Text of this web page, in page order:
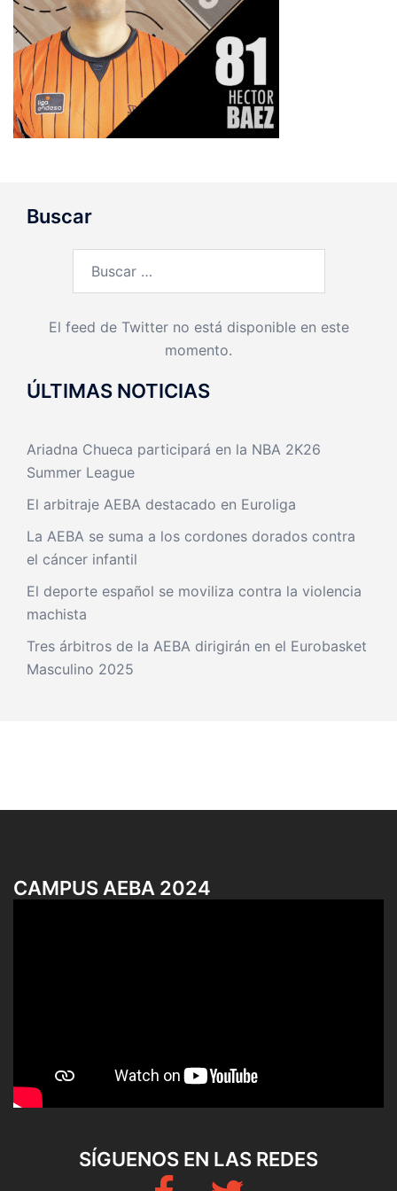
Buscar
El feed de Twitter no está disponible en este
momento.
ÚLTIMAS NOTICIAS
Ariadna Chueca participará en la NBA 2K26
Summer League
El arbitraje AEBA destacado en Euroliga
La AEBA se suma a los cordones dorados contra
el cáncer infantil
El deporte español se moviliza contra la violencia
machista
Tres árbitros de la AEBA dirigirán en el Eurobasket
Masculino 2025
CAMPUS AEBA 2024
SÍGUENOS EN LAS REDES
Fb Twitter